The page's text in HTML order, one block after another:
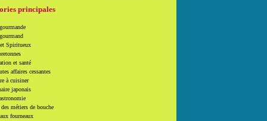
principales
Spiritueux
et santé
affaires cessantes
à cuisiner
japonais
métiers de bouche
fourneaux